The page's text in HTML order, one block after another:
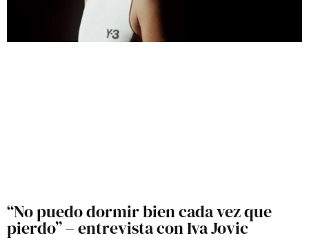
“No puedo dormir bien cada vez que
pierdo” – entrevista con Iva Jovic